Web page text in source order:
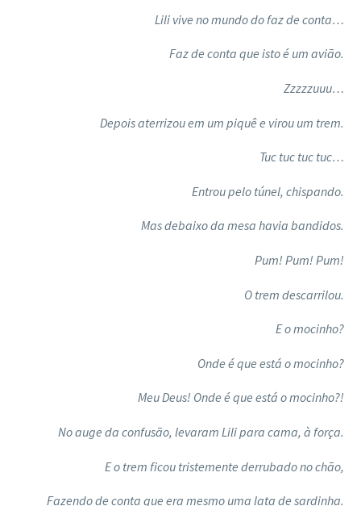
Lili vive no mundo do faz de conta…
Faz de conta que isto é um avião.
Zzzzzuuu…
Depois aterrizou em um piquê e virou um trem.
Tuc tuc tuc tuc…
Entrou pelo túnel, chispando.
Mas debaixo da mesa havia bandidos.
Pum! Pum! Pum!
O trem descarrilou.
E o mocinho?
Onde é que está o mocinho?
Meu Deus! Onde é que está o mocinho?!
No auge da confusão, levaram Lili para cama, à força.
E o trem ficou tristemente derrubado no chão,
Fazendo de conta que era mesmo uma lata de sardinha.